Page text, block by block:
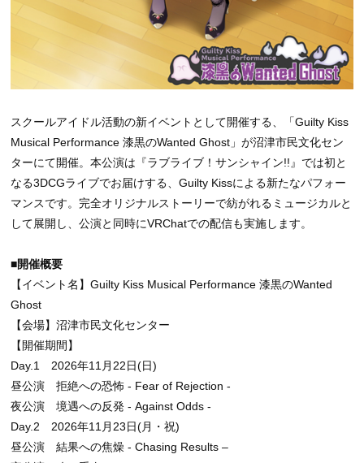
スクールアイドル活動の新イベントとして開催する、「Guilty Kiss
Musical Performance 漆黒のWanted Ghost」が沼津市民文化セン
ターにて開催。本公演は『ラブライブ！サンシャイン!!』では初と
なる3DCGライブでお届けする、Guilty Kissによる新たなパフォー
マンスです。完全オリジナルストーリーで紡がれるミュージカルと
して展開し、公演と同時にVRChatでの配信も実施します。
■開催概要
【イベント名】Guilty Kiss Musical Performance 漆黒のWanted
Ghost
【会場】沼津市民文化センター
【開催期間】
Day.1 2026年11月22日(日)
昼公演 拒絶への恐怖 - Fear of Rejection -
夜公演 境遇への反発 - Against Odds -
Day.2 2026年11月23日(月・祝)
昼公演 結果への焦燥 - Chasing Results –